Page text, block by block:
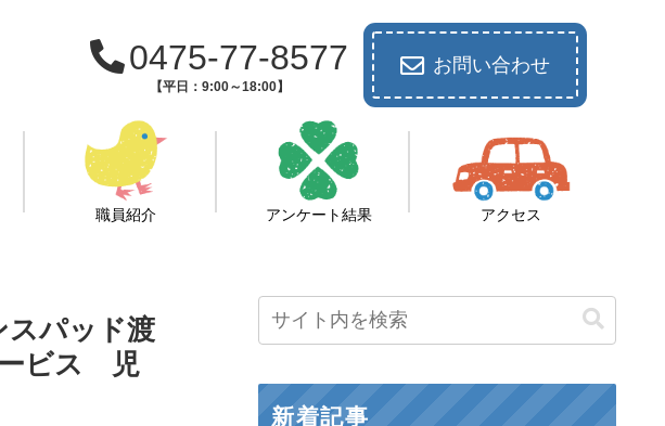
0475-77-8577
【平日：9:00～18:00】
お問い合わせ
職員紹介 アンケート結果 アクセス
スパッド渡
ビス 児
新着記事